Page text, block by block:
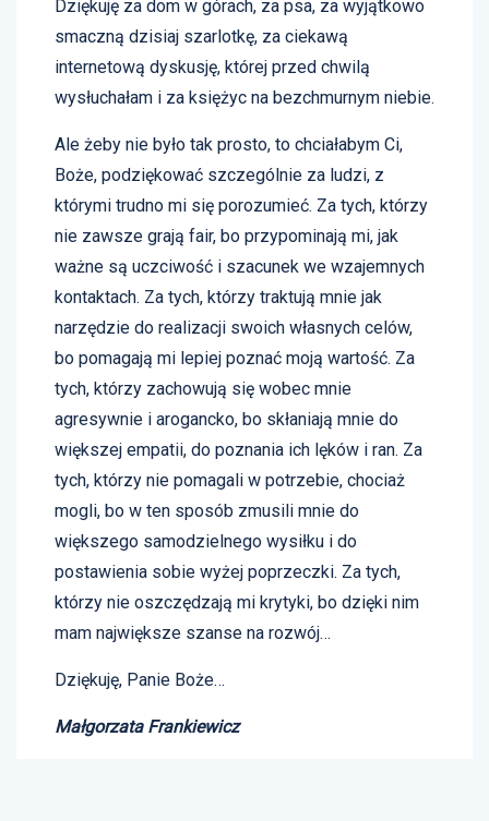
Dziękuję za dom w górach, za psa, za wyjątkowo
smaczną dzisiaj szarlotkę, za ciekawą
internetową dyskusję, której przed chwilą
wysłuchałam i za księżyc na bezchmurnym niebie.
Ale żeby nie było tak prosto, to chciałabym Ci,
Boże, podziękować szczególnie za ludzi, z
którymi trudno mi się porozumieć. Za tych, którzy
nie zawsze grają fair, bo przypominają mi, jak
ważne są uczciwość i szacunek we wzajemnych
kontaktach. Za tych, którzy traktują mnie jak
narzędzie do realizacji swoich własnych celów,
bo pomagają mi lepiej poznać moją wartość. Za
tych, którzy zachowują się wobec mnie
agresywnie i arogancko, bo skłaniają mnie do
większej empatii, do poznania ich lęków i ran. Za
tych, którzy nie pomagali w potrzebie, chociaż
mogli, bo w ten sposób zmusili mnie do
większego samodzielnego wysiłku i do
postawienia sobie wyżej poprzeczki. Za tych,
którzy nie oszczędzają mi krytyki, bo dzięki nim
mam największe szanse na rozwój…
Dziękuję, Panie Boże…
Małgorzata Frankiewicz